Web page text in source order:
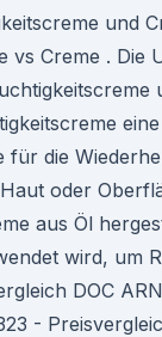
und
vs Creme . Die
für die
oder
aus Öl
wird, um
DOC
-